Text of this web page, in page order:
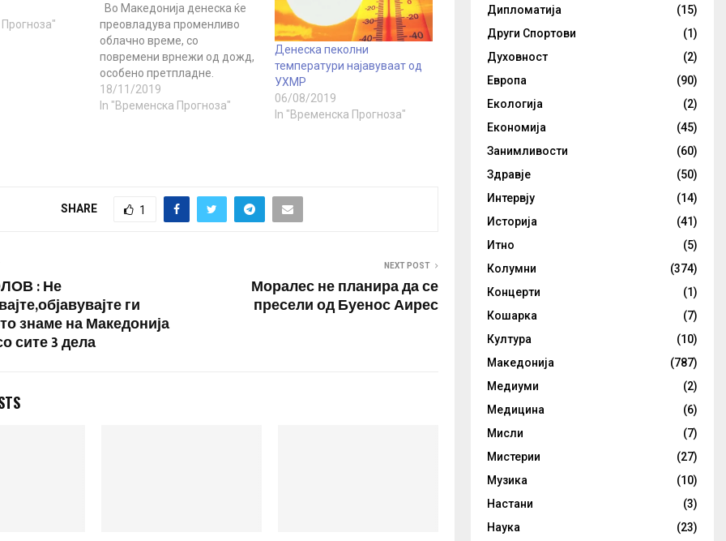
Во Македонија денеска ќе
преовладува променливо
облачно време, со
повремени врнежи од дожд,
особено претпладне.
Попладне облачноста ќе се
намали и ќе дува слаб ветер
температура до 16 степени.
18/11/2019
In "Временска Прогноза"
Денеска пеколни
температури најавуваат од
УХМР
06/08/2019
In "Временска Прогноза"
SHARE 1
: Не
ги
знаме на Македонија
сите 3 дела
NEXT POST
Моралес не планира да се
пресели од Буенос Аирес
Дипломатија
(15)
Други Спортови
(1)
Духовност
(2)
Европа
(90)
Екологија
(2)
Економија
(45)
Занимливости
(60)
Здравје
(50)
Интервју
(14)
Историја
(41)
Итно
(5)
Колумни
(374)
Концерти
(1)
Кошарка
(7)
Култура
(10)
Македонија
(787)
Медиуми
(2)
Медицина
(6)
Мисли
(7)
Мистерии
(27)
Музика
(10)
Настани
(3)
Наука
(23)